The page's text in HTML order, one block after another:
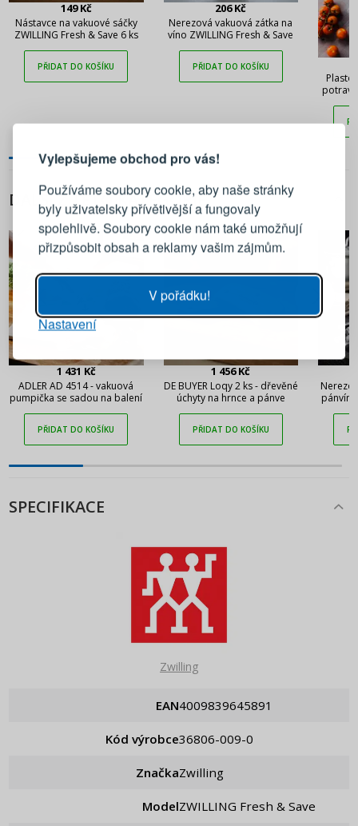
Vylepšujeme obchod pro vás!
Používáme soubory cookie, aby naše stránky
byly uživatelsky přívětivější a fungovaly
spolehlivě. Soubory cookie nám také umožňují
přizpůsobit obsah a reklamy vašim zájmům.
V pořádku!
Nastavení
149 Kč
Nástavce na vakuové sáčky
ZWILLING Fresh & Save 6 ks
PŘIDAT DO KOŠÍKU
206 Kč
Nerezová vakuová zátka na
víno ZWILLING Fresh & Save
PŘIDAT DO KOŠÍKU
DALŠÍ Z TÉTO KATEGORIE
1 431 Kč
ADLER AD 4514 - vakuová
pumpička se sadou na balení
PŘIDAT DO KOŠÍKU
1 456 Kč
DE BUYER Loqy 2 ks - dřevěné
úchyty na hrnce a pánve
PŘIDAT DO KOŠÍKU
pánvím
SPECIFIKACE
Zwilling
EAN 4009839645891
Kód výrobce 36806-009-0
Značka Zwilling
Model ZWILLING Fresh & Save
Přihlaste se ke svému účtu
Emailová adresa
PŘIHLÁSIT SE
Připomenutí hesla